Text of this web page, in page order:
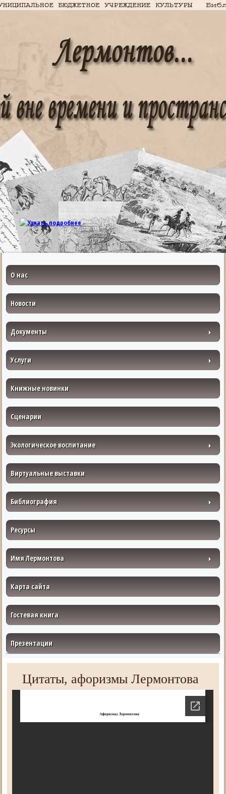
О нас
Новости
Документы
Услуги
Книжные новинки
Сценарии
Экологическое воспитание
Виртуальные выставки
Библиография
Ресурсы
Имя Лермонтова
Карта сайта
Гостевая книга
Презентации
Цитаты, афоризмы Лермонтова